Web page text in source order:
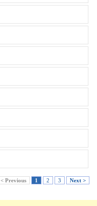
< Previous 1 2 3 Next >